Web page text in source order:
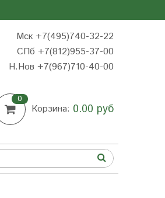
Мск +7(495)740-32-22
СПб +7(812)955-37-00
Н.Нов +7(967)710-40-00
0
Корзина: 0.00 руб